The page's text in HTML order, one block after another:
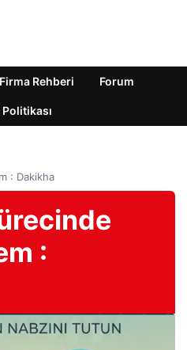
Firma Rehberi Forum
: Dakikha
: